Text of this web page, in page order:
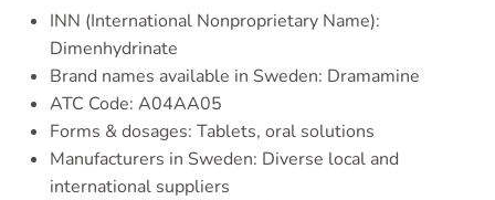
INN (International Nonproprietary Name):
Dimenhydrinate
Brand names available in Sweden: Dramamine
ATC Code: A04AA05
Forms & dosages: Tablets, oral solutions
Manufacturers in Sweden: Diverse local and
international suppliers